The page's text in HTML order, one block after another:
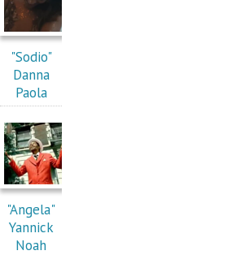
"Sodio"
Danna
Paola
"Angela"
Yannick
Noah